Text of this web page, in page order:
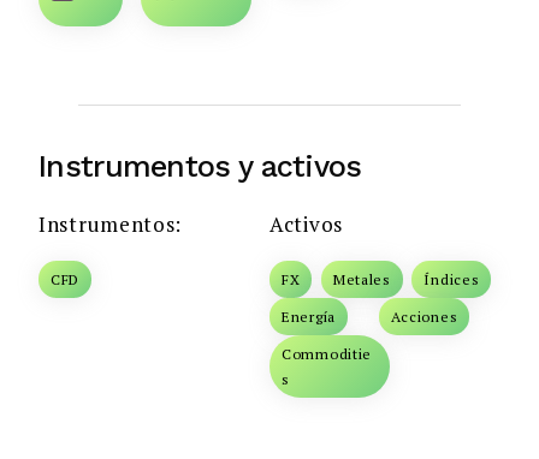
Instrumentos y activos
Instrumentos:
CFD
Activos
FX Metales Índices
Energía Acciones
Commoditie
s